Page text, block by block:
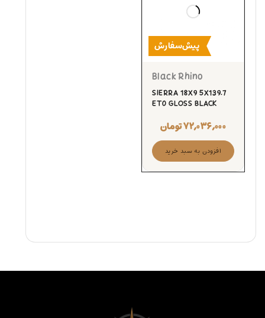
پیش‌سفارش
Black Rhino
SIERRA 18X9 5X139.7
ET0 GLOSS BLACK
۷۲,۰۳۶,۰۰۰تومان
افزودن به سبد خرید